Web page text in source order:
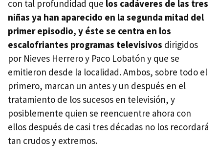
con tal profundidad que los cadáveres de las tres
niñas ya han aparecido en la segunda mitad del
primer episodio, y éste se centra en los
escalofriantes programas televisivos dirigidos
por Nieves Herrero y Paco Lobatón y que se
emitieron desde la localidad. Ambos, sobre todo el
primero, marcan un antes y un después en el
tratamiento de los sucesos en televisión, y
posiblemente quien se reencuentre ahora con
ellos después de casi tres décadas no los recordará
tan crudos y extremos.